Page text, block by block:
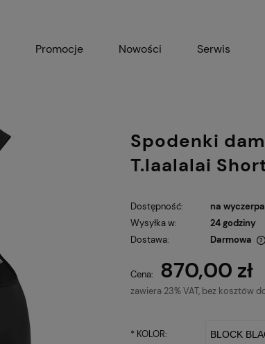
Promocje Nowości Serwis
Spodenki
T.laalalai
Dostępność:
na
Wysyłka w:
24 godziny
Dostawa:
Darmowa
Cena nie zawiera ewentualnych kosztów
Cena: 870,00 zł
zawiera 23% VAT, bez kosztów
* KOLOR: